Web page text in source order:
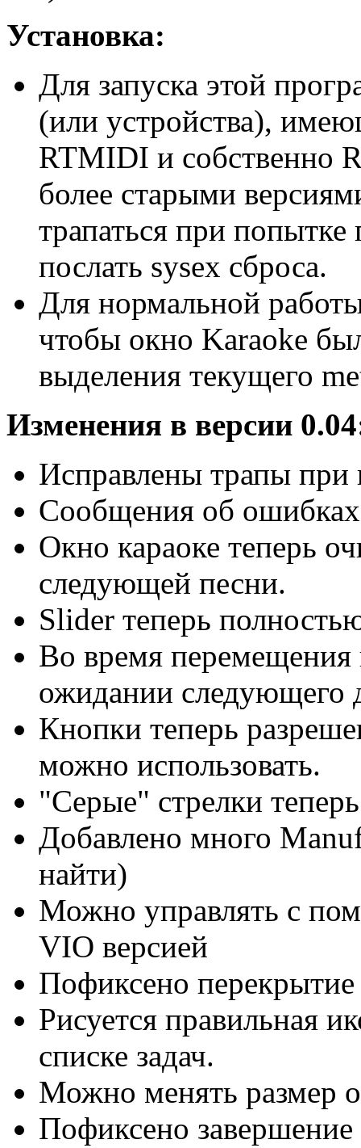
Установка:
Для запуска этой
(или устройства),
RTMIDI и собственно
более старыми
трапаться при
послать sysex сброса.
Для нормальной
чтобы окно Karaoke
выделения текущего
Изменения в версии
Исправлены трапы при
Сообщения об ошибках
Окно караоке теперь
следующей песни.
Slider теперь
Во время перемещения
ожидании следующего
Кнопки теперь
можно использовать.
"Серые" стрелки
Добавлено много
найти)
Можно управлять с
VIO версией
Пофиксено
Рисуется правильная
списке задач.
Можно менять размер
Пофиксено